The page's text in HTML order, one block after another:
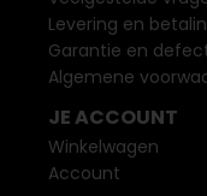
Levering en
Garantie en
Algemene
JE ACCOUNT
Winkelwagen
Account